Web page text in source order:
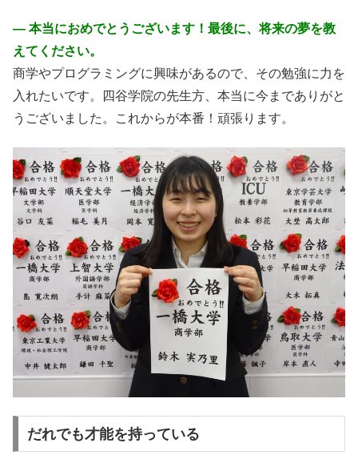
― 本当におめでとうございます！最後に、将来の夢を教
えてください。
商学やプログラミングに興味があるので、その勉強に力を
入れたいです。四谷学院の先生方、本当に今までありがと
うございました。これからが本番！頑張ります。
だれでも才能を持っている